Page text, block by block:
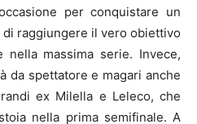
per conquistare un
raggiungere il vero obiettivo
nella massima serie. Invece,
da spettatore e magari anche
ex Milella e Leleco, che
nella prima semifinale. A